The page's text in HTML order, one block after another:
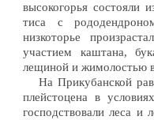
высокогорья состояли
тиса с
низкоторье
участием каштана,
лещиной и жимолостью
На Прикубанской
плейстоцена в
господствовали леса и